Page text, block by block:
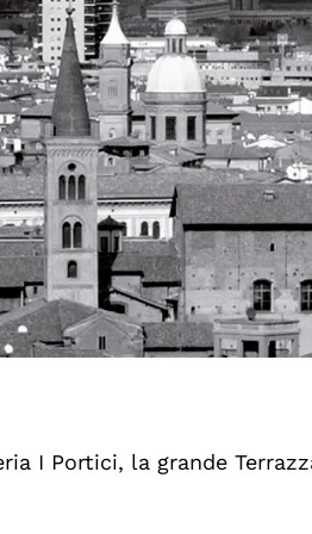
I Portici, la grande